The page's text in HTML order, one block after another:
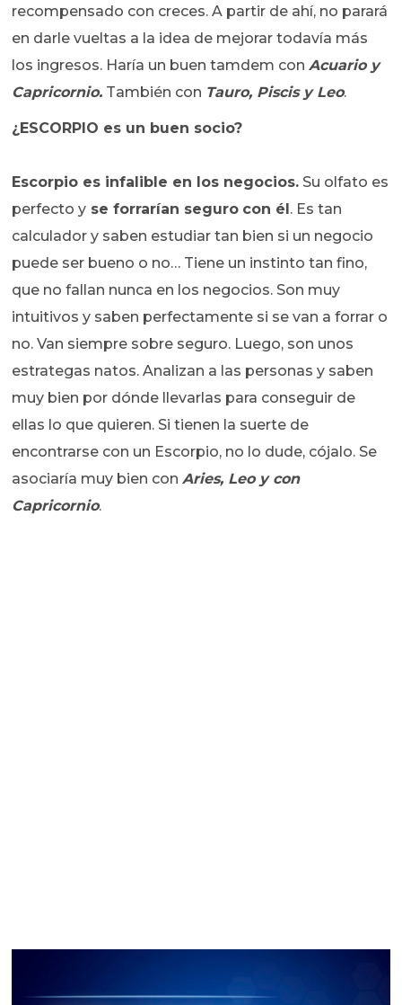
recompensado con creces. A partir de ahí, no parará
en darle vueltas a la idea de mejorar todavía más
los ingresos. Haría un buen tamdem conAcuario y
Capricornio. También con Tauro, Piscis y Leo.
¿ESCORPIO es un buen socio?
Escorpio es infalible en los negocios. Su olfato es
perfecto y se forrarían seguro con él. Es tan
calculador y saben estudiar tan bien si un negocio
puede ser bueno o no… Tiene un instinto tan fino,
que no fallan nunca en los negocios. Son muy
intuitivos y saben perfectamente si se van a forrar o
no. Van siempre sobre seguro. Luego, son unos
estrategas natos. Analizan a las personas y saben
muy bien por dónde llevarlas para conseguir de
ellas lo que quieren. Si tienen la suerte de
encontrarse con un Escorpio, no lo dude, cójalo. Se
asociaría muy bien conAries, Leo y con
Capricornio.